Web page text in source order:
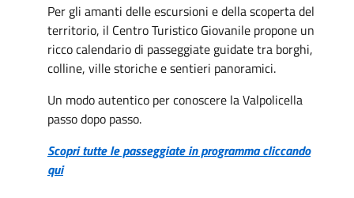
Per gli amanti delle escursioni e della scoperta del
territorio, il Centro Turistico Giovanile propone un
ricco calendario di passeggiate guidate tra borghi,
colline, ville storiche e sentieri panoramici.
Un modo autentico per conoscere la Valpolicella
passo dopo passo.
Scopri tutte le passeggiate in programma cliccando
qui